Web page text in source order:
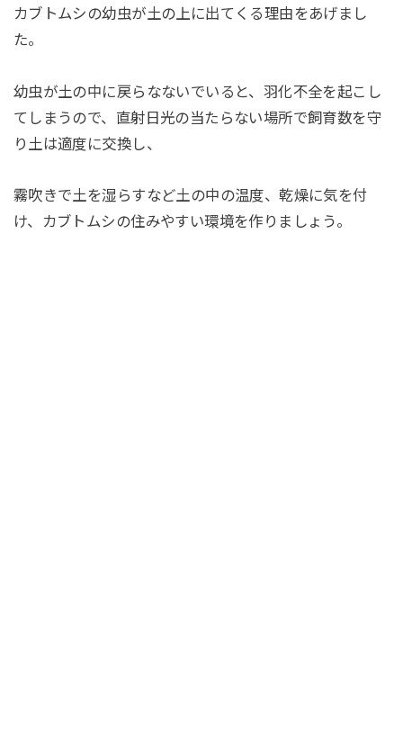
カブトムシの幼虫が土の上に出てくる理由をあげまし
た。
幼虫が土の中に戻らなないでいると、羽化不全を起こし
てしまうので、直射日光の当たらない場所で飼育数を守
り土は適度に交換し、
霧吹きで土を湿らすなど土の中の温度、乾燥に気を付
け、カブトムシの住みやすい環境を作りましょう。